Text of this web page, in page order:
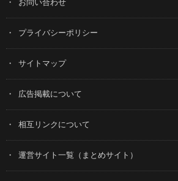
お問い合わせ
プライバシーポリシー
サイトマップ
広告掲載について
相互リンクについて
運営サイト一覧（まとめサイト）